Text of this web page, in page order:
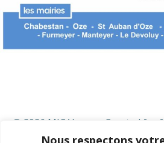
Nous respectons
© 2026 MJC Veynes. Created for
andColibri